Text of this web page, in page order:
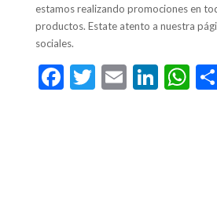
estamos realizando promociones en
productos. Estate atento a nuestra
sociales.
F T E Li W